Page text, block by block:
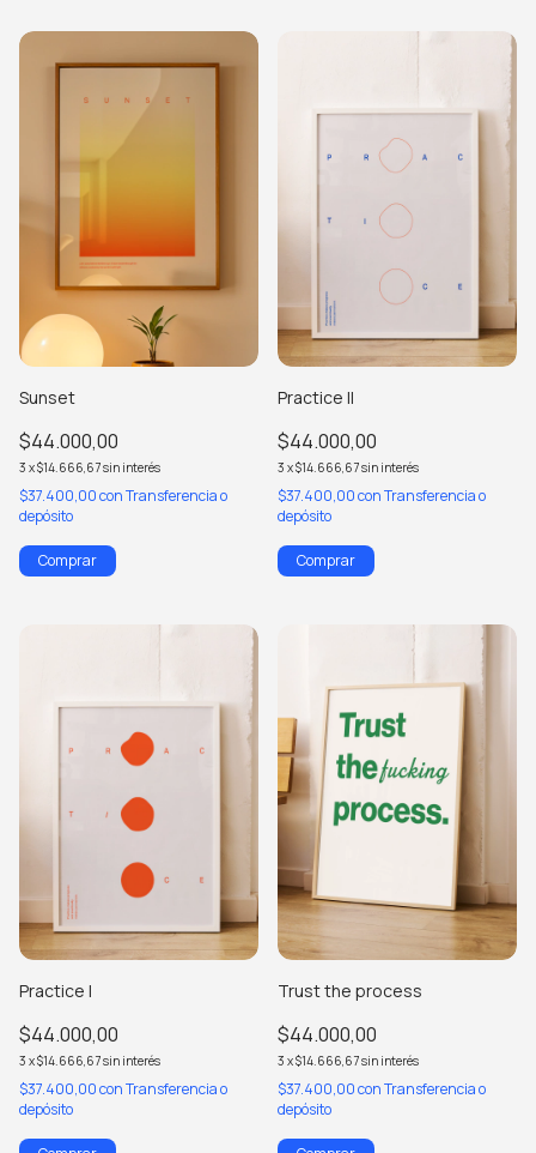
Sunset
$44.000,00
3 x$14.666,67sin interés
$37.400,00conTransferencia o
depósito
Comprar
Practice II
$44.000,00
3 x$14.666,67sin interés
$37.400,00conTransferencia o
depósito
Comprar
Practice I
$44.000,00
3 x$14.666,67sin interés
$37.400,00conTransferencia o
depósito
Trust the process
$44.000,00
3 x$14.666,67sin interés
$37.400,00conTransferencia o
depósito